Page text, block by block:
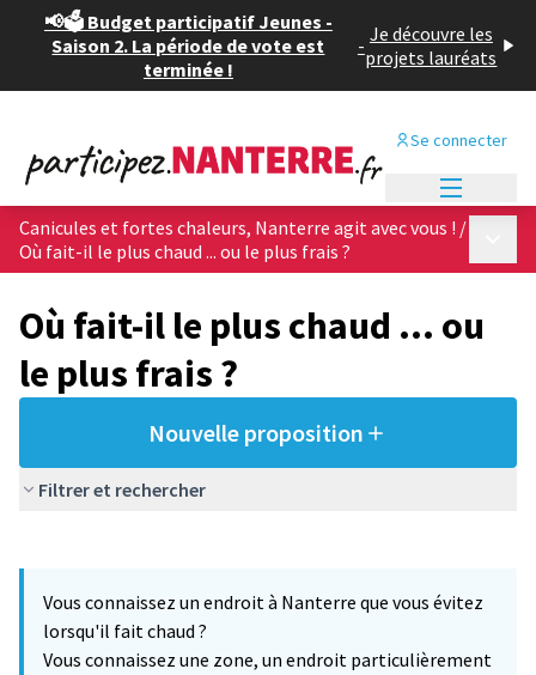
📢🗳️ Budget participatif Jeunes -
Saison 2. La période de vote est
terminée !
- Je découvre les
projets lauréats
Se connecter
Canicules et fortes chaleurs, Nanterre agit avec vous ! /
Où fait-il le plus chaud ... ou le plus frais ?
Où fait-il le plus chaud ... ou
le plus frais ?
Nouvelle proposition
Filtrer et rechercher
−
Vous connaissez un endroit à Nanterre que vous évitez
lorsqu'il fait chaud ?
Vous connaissez une zone, un endroit particulièrement